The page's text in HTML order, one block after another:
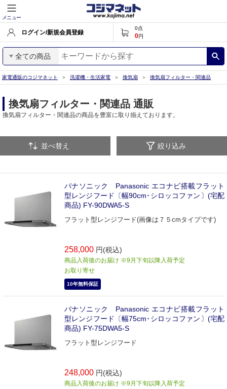
メニュー
ログイン/新規会員登録
0点
0円
全ての商品
家電通販のコジマネット 洗濯機・生活家電 換気扇 換気扇フィルター・関連品
換気扇フィルター・関連品 通販
換気扇フィルター・関連品の商品を豊富に取り揃えております。
並べ替え 絞り込み
パナソニック Panasonic エコナビ搭載フラット
型レンジフード〔幅90cm･シロッコファン〕(宅配
商品) FY-90DWA5-S
フラット型レンジフード(画像は７５cmタイプです)
258,000 円(税込)
商品入荷後のお届け ※9月下旬以降入荷予定
お取り寄せ
10年無料保証
パナソニック Panasonic エコナビ搭載フラット
型レンジフード〔幅75cm･シロッコファン〕(宅配
商品) FY-75DWA5-S
フラット型レンジフード
248,000 円(税込)
商品入荷後のお届け ※9月下旬以降入荷予定